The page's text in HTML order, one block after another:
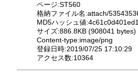
ページ:ST560
格納ファイル名:attach/
MD5ハッシュ値
サイズ:886.8KB (908041 bytes)
Content-type:image/png
登録日時:2019/07/25 17:10:29
アクセス数:10364